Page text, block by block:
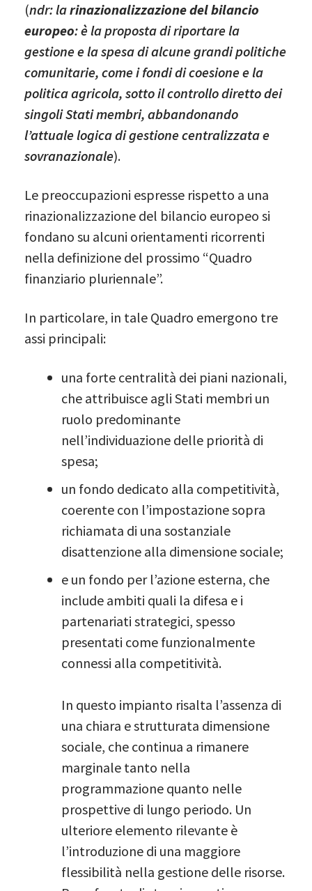
(ndr: larinazionalizzazione del bilancio
europeo: è la proposta di riportare la
gestione e la spesa di alcune grandi politiche
comunitarie, come i fondi di coesione e la
politica agricola, sotto il controllo diretto dei
singoli Stati membri, abbandonando
l’attuale logica di gestione centralizzata e
sovranazionale).
Le preoccupazioni espresse rispetto a una
rinazionalizzazione del bilancio europeo si
fondano su alcuni orientamenti ricorrenti
nella definizione del prossimo “Quadro
finanziario pluriennale”.
In particolare, in tale Quadro emergono tre
assi principali:
una forte centralità dei piani nazionali,
che attribuisce agli Stati membri un
ruolo predominante
nell’individuazione delle priorità di
spesa;
un fondo dedicato alla competitività,
coerente con l’impostazione sopra
richiamata di una sostanziale
disattenzione alla dimensione sociale;
e un fondo per l’azione esterna, che
include ambiti quali la difesa e i
partenariati strategici, spesso
presentati come funzionalmente
connessi alla competitività.
In questo impianto risalta l’assenza di
una chiara e strutturata dimensione
sociale, che continua a rimanere
marginale tanto nella
programmazione quanto nelle
prospettive di lungo periodo. Un
ulteriore elemento rilevante è
l’introduzione di una maggiore
flessibilità nella gestione delle risorse.